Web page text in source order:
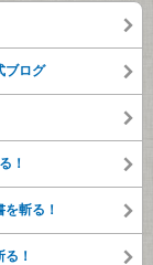
ブログ
！
斬る！
！